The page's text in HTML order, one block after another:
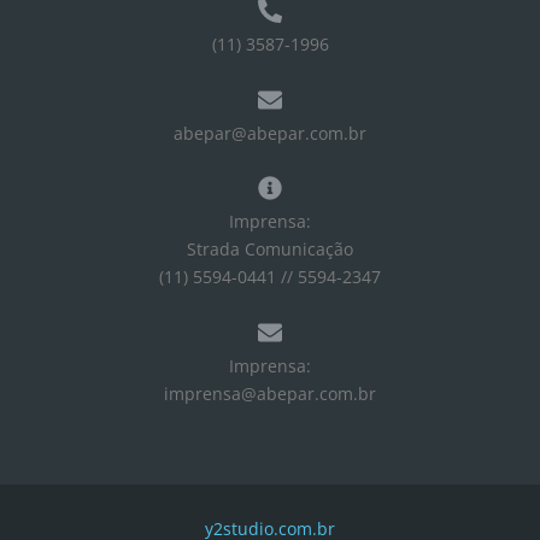
(11) 3587-1996
abepar@abepar.com.br
Imprensa:
Strada Comunicação
(11) 5594-0441 // 5594-2347
Imprensa:
imprensa@abepar.com.br
y2studio.com.br